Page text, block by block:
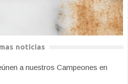
noticias
a nuestros Campeones en